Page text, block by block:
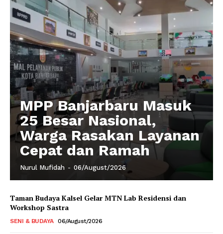
MPP Banjarbaru Masuk
25 Besar Nasional,
Warga Rasakan Layanan
Cepat dan Ramah
Nurul Mufidah - 06/August/2026
Taman Budaya Kalsel Gelar MTN Lab Residensi dan
Workshop Sastra
SENI & BUDAYA 06/August/2026